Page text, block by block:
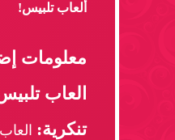
ألعاب تلبيس!
معلومات
العاب
تنكرية: